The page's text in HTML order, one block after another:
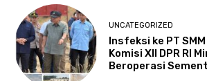
UNCATEGORIZED
Insfeksi ke PT
Komisi XII DPR RI
Beroperasi